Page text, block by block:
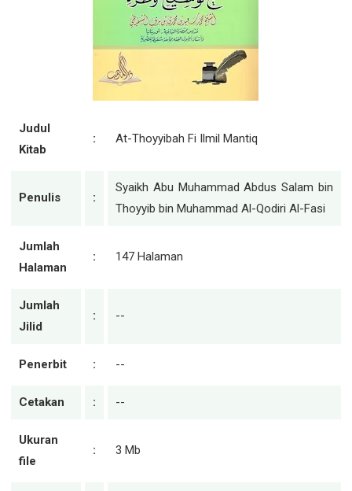
Judul
Kitab
: At-Thoyyibah Fi Ilmil Mantiq
Penulis :
Syaikh Abu Muhammad Abdus Salam bin
Thoyyib bin Muhammad Al-Qodiri Al-Fasi
Jumlah
Halaman
: 147 Halaman
Jumlah
Jilid
: --
Penerbit : --
Cetakan : --
Ukuran
file
: 3 Mb